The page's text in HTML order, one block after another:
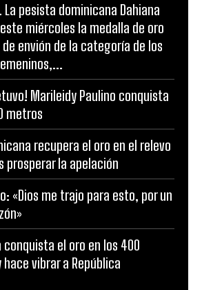
La pesista dominicana Dahiana
miércoles la medalla de oro
envión de la categoría de los
Marileidy Paulino conquista
metros
recupera el oro en el relevo
prosperar la apelación
«Dios me trajo para esto, por un
conquista el oro en los 400
vibrar a República